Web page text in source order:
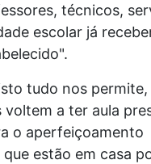
técnicos,
escolar já
tudo nos
a ter aula
o aperfeiçoamento
estão em casa